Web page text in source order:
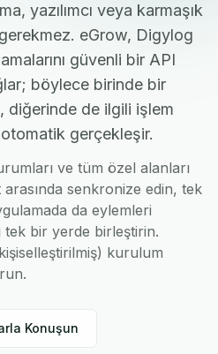
yazılımcı veya karmaşık
gerekmez. eGrow, Digylog
güvenli bir API
böylece birinde bir
diğerinde de ilgili işlem
gerçekleşir.
ve tüm özel alanları
senkronize edin, tek
da eylemleri
tek bir yerde birleştirin.
kurulum
Konuşun